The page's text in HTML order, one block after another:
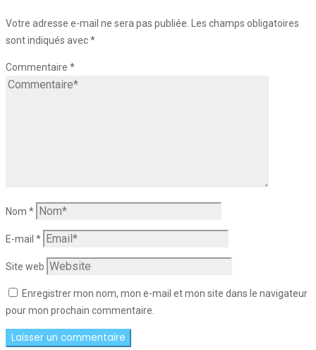
Votre adresse e-mail ne sera pas publiée. Les champs obligatoires
sont indiqués avec*
Commentaire *
Nom *
E-mail *
Site web
Enregistrer mon nom, mon e-mail et mon site dans le navigateur
pour mon prochain commentaire.